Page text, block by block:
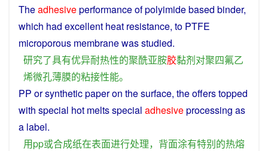
Theadhesiveperformanceofpolyimidebased binder,
which had excellent heat resistance, to PTFE
microporous membranewasstudied.
研究了具有优异耐热性的聚酰亚胺胶黏剂对聚四氟乙
烯微孔薄膜的粘接性能。
PP orsyntheticpaperon thesurface, the offers topped
with special hot meltsspecial adhesiveprocessing as
a label.
用pp或合成纸在表面进行处理， 背面涂有特别的热熔